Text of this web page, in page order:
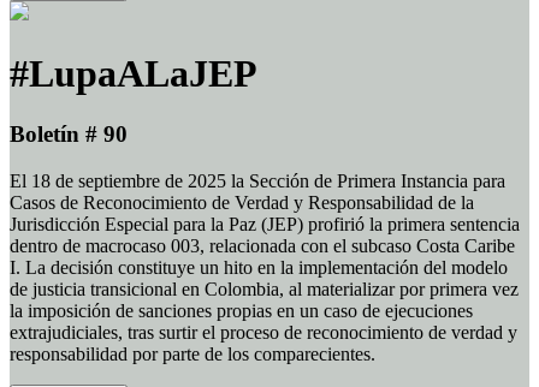
#LupaALaJEP
Boletín # 90
El 18 de septiembre de 2025 la Sección de Primera Instancia para
Casos de Reconocimiento de Verdad y Responsabilidad de la
Jurisdicción Especial para la Paz (JEP) profirió la primera sentencia
dentro de macrocaso 003, relacionada con el subcaso Costa Caribe
I. La decisión constituye un hito en la implementación del modelo
de justicia transicional en Colombia, al materializar por primera vez
la imposición de sanciones propias en un caso de ejecuciones
extrajudiciales, tras surtir el proceso de reconocimiento de verdad y
responsabilidad por parte de los comparecientes.